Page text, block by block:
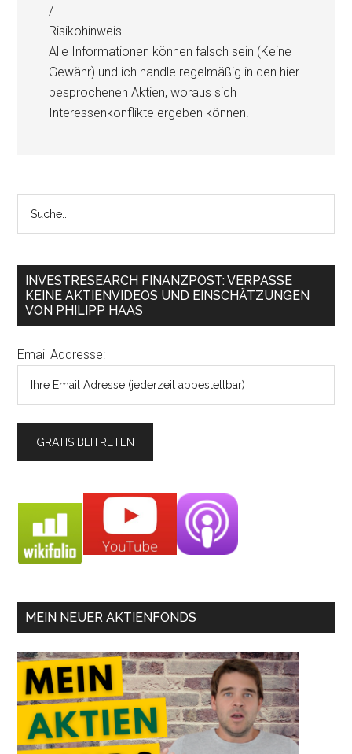
/
Risikohinweis
Alle Informationen können falsch sein (Keine
Gewähr) und ich handle regelmäßig in den hier
besprochenen Aktien, woraus sich
Interessenkonflikte ergeben können!
INVESTRESEARCH FINANZPOST: VERPASSE
KEINE AKTIENVIDEOS UND EINSCHÄTZUNGEN
VON PHILIPP HAAS
Email Addresse:
MEIN NEUER AKTIENFONDS